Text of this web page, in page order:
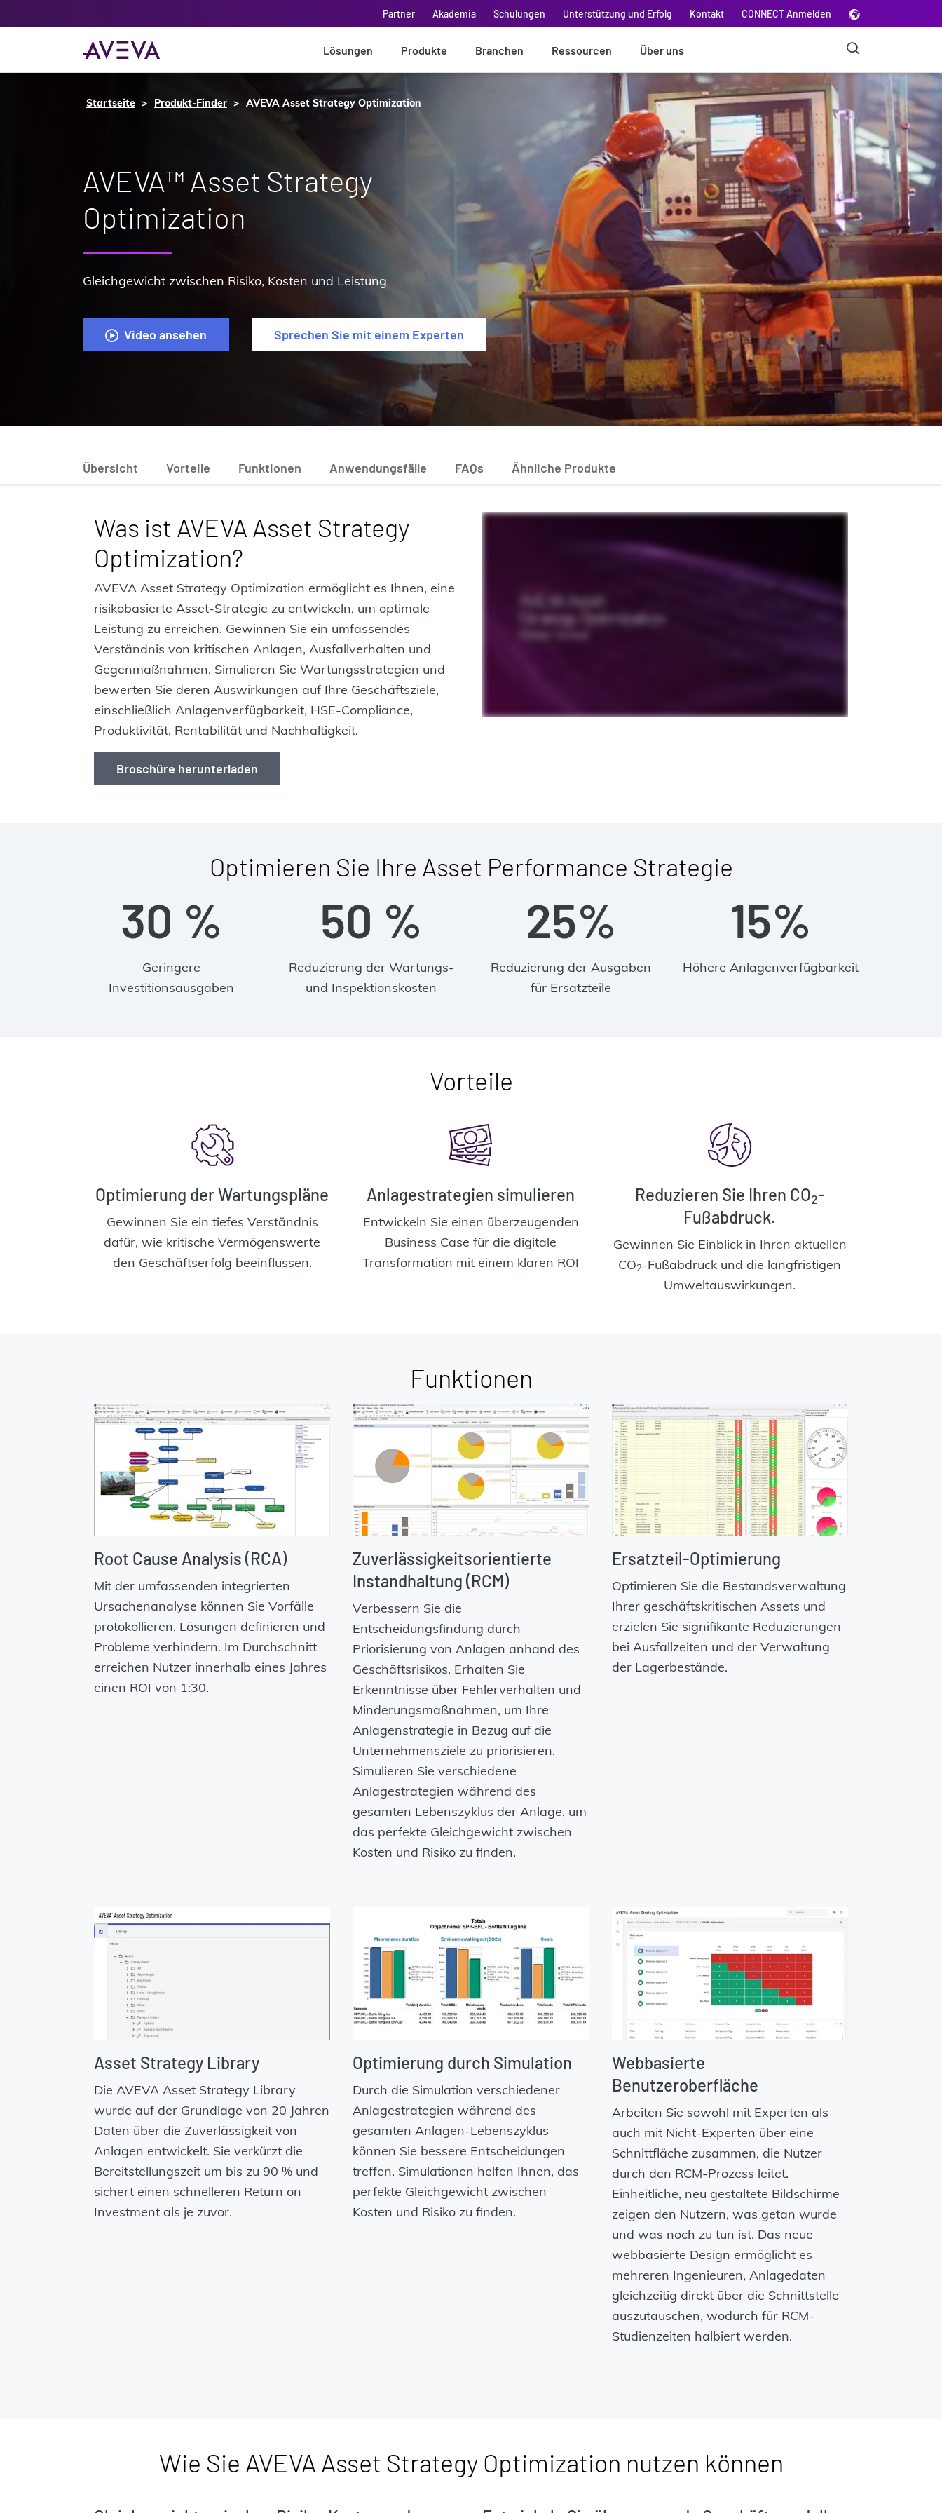
Partner Akademia Schulungen Unterstützung und Erfolg Kontakt CONNECT Anmelden
Lösungen Produkte Branchen Ressourcen Über uns
Startseite Produkt-Finder AVEVA Asset Strategy Optimization
AVEVA™ Asset Strategy
Optimization
Gleichgewicht zwischen Risiko, Kosten und Leistung
Video ansehen Sprechen Sie mit einem Experten
Übersicht Vorteile Funktionen Anwendungsfälle FAQs Ähnliche Produkte
Was ist AVEVA Asset Strategy
Optimization?
AVEVA Asset Strategy Optimization ermöglicht es Ihnen, eine
risikobasierte Asset-Strategie zu entwickeln, um optimale
Leistung zu erreichen. Gewinnen Sie ein umfassendes
Verständnis von kritischen Anlagen, Ausfallverhalten und
Gegenmaßnahmen. Simulieren Sie Wartungsstrategien und
bewerten Sie deren Auswirkungen auf Ihre Geschäftsziele,
einschließlich Anlagenverfügbarkeit, HSE-Compliance,
Produktivität, Rentabilität und Nachhaltigkeit.
Broschüre herunterladen
Optimieren Sie Ihre Asset Performance Strategie
30 %
Geringere
Investitionsausgaben
50 %
Reduzierung der Wartungs-
und Inspektionskosten
25%
Reduzierung der Ausgaben
für Ersatzteile
15%
Höhere Anlagenverfügbarkeit
Vorteile
Optimierung der Wartungspläne
Gewinnen Sie ein tiefes Verständnis
dafür, wie kritische Vermögenswerte
den Geschäftserfolg beeinflussen.
Anlagestrategien simulieren
Entwickeln Sie einen überzeugenden
Business Case für die digitale
Transformation mit einem klaren ROI
Reduzieren Sie Ihren CO2-
Fußabdruck.
Gewinnen Sie Einblick in Ihren aktuellen
CO2-Fußabdruck und die langfristigen
Umweltauswirkungen.
Funktionen
Root Cause Analysis (RCA)
Mit der umfassenden integrierten
Ursachenanalyse können Sie Vorfälle
protokollieren, Lösungen definieren und
Probleme verhindern. Im Durchschnitt
erreichen Nutzer innerhalb eines Jahres
einen ROI von 1:30.
Zuverlässigkeitsorientierte
Instandhaltung (RCM)
Verbessern Sie die
Entscheidungsfindung durch
Priorisierung von Anlagen anhand des
Geschäftsrisikos. Erhalten Sie
Erkenntnisse über Fehlerverhalten und
Minderungsmaßnahmen, um Ihre
Anlagenstrategie in Bezug auf die
Unternehmensziele zu priorisieren.
Simulieren Sie verschiedene
Anlagestrategien während des
gesamten Lebenszyklus der Anlage, um
das perfekte Gleichgewicht zwischen
Kosten und Risiko zu finden.
Ersatzteil-Optimierung
Optimieren Sie die Bestandsverwaltung
Ihrer geschäftskritischen Assets und
erzielen Sie signifikante Reduzierungen
bei Ausfallzeiten und der Verwaltung
der Lagerbestände.
Asset Strategy Library
Die AVEVA Asset Strategy Library
wurde auf der Grundlage von 20 Jahren
Daten über die Zuverlässigkeit von
Anlagen entwickelt. Sie verkürzt die
Bereitstellungszeit um bis zu 90 % und
sichert einen schnelleren Return on
Investment als je zuvor.
Optimierung durch Simulation
Durch die Simulation verschiedener
Anlagestrategien während des
gesamten Anlagen-Lebenszyklus
können Sie bessere Entscheidungen
treffen. Simulationen helfen Ihnen, das
perfekte Gleichgewicht zwischen
Kosten und Risiko zu finden.
Webbasierte
Benutzeroberfläche
Arbeiten Sie sowohl mit Experten als
auch mit Nicht-Experten über eine
Schnittfläche zusammen, die Nutzer
durch den RCM-Prozess leitet.
Einheitliche, neu gestaltete Bildschirme
zeigen den Nutzern, was getan wurde
und was noch zu tun ist. Das neue
webbasierte Design ermöglicht es
mehreren Ingenieuren, Anlagedaten
gleichzeitig direkt über die Schnittstelle
auszutauschen, wodurch für RCM-
Studienzeiten halbiert werden.
Wie Sie AVEVA Asset Strategy Optimization nutzen können